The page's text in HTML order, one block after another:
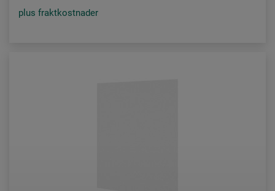
plus fraktkostnader